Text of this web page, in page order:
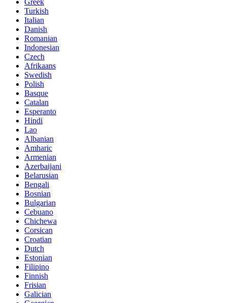
Turkish
Italian
Danish
Romanian
Indonesian
Czech
Afrikaans
Swedish
Polish
Basque
Catalan
Esperanto
Hindi
Lao
Albanian
Amharic
Armenian
Azerbaijani
Belarusian
Bengali
Bosnian
Bulgarian
Cebuano
Chichewa
Corsican
Croatian
Dutch
Estonian
Filipino
Finnish
Frisian
Galician